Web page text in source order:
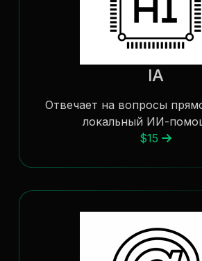
IA
Отвечает на вопросы
локальный ИИ-
$15